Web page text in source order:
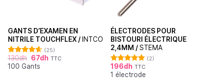
GANTS D’EXAMEN EN
NITRILE TOUCHFLEX / INTCO
Note4.60
sur 5
(25)
130dh 67dh TTC
100 Gants
ÉLECTRODES POUR
BISTOURI ÉLECTRIQUE
2,4MM /STEMA
Note5.00
sur 5
(2)
196dh TTC
1 électrode